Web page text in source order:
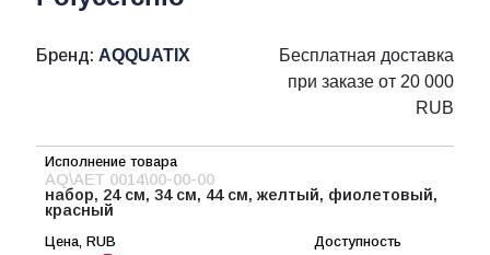
Бренд: AQQUATIX
Бесплатная доставка
при заказе от 20 000
RUB
AQ\AET 0014\00-00-00
набор, 24 см, 34 см, 44 см, желтый, фиолетовый,
красный